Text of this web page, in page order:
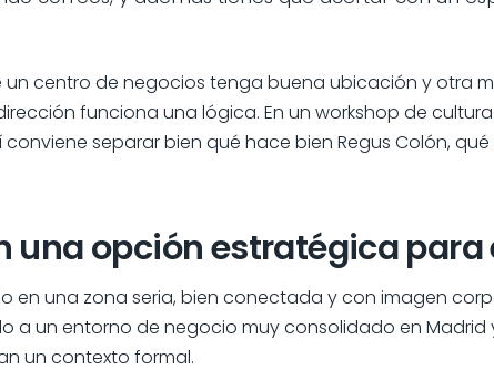
un centro de negocios tenga buena ubicación y otra
funciona una lógica. En un workshop de
separar bien qué hace bien Regus Colón,
una opción estratégica
en una zona seria, bien conectada y con imagen
a un entorno de negocio muy consolidado en Madrid
un contexto formal.